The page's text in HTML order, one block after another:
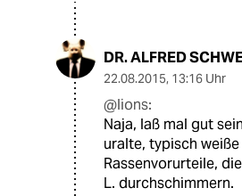
DR. ALFRED
22.08.2015, 13:16 Uhr
@lions:
Naja, laß mal gut
uralte, typisch weiße
Rassenvorurteile,
L. durchschimmern.